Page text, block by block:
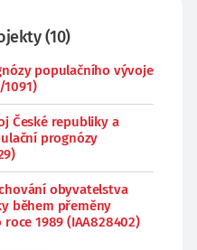
(10)
populačního vývoje
České republiky a
prognózy
obyvatelstva
během přeměny
1989 (IAA828402)